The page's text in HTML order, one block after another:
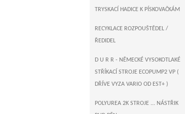
TRYSKACÍ HADICE K PÍSKOVAČKÁM
RECYKLACE ROZPOUŠTĚDEL /
ŘEDIDEL
D U R R - NĚMECKÉ VYSOKOTLAKÉ
STŘÍKACÍ STROJE ECOPUMP2 VP (
DŘÍVE VYZA VARIO OD EST+ )
POLYUREA 2K STROJE ... NÁSTŘIK